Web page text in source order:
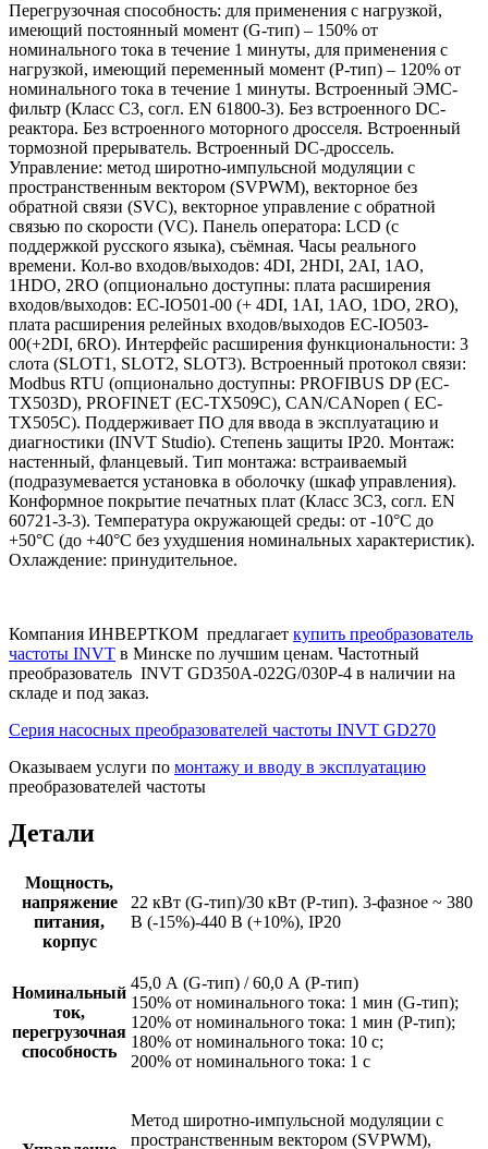
Перегрузочная способность: для применения с нагрузкой,
имеющий постоянный момент (G-тип) – 150% от
номинального тока в течение 1 минуты, для применения с
нагрузкой, имеющий переменный момент (P-тип) – 120% от
номинального тока в течение 1 минуты. Встроенный ЭМС-
фильтр (Класс С3, согл. EN 61800-3). Без встроенного DC-
реактора. Без встроенного моторного дросселя. Встроенный
тормозной прерыватель. Встроенный DC-дроссель.
Управление: метод широтно-импульсной модуляции с
пространственным вектором (SVPWM), векторное без
обратной связи (SVC), векторное управление с обратной
связью по скорости (VC). Панель оператора: LСD (с
поддержкой русского языка), съёмная. Часы реального
времени. Кол-во входов/выходов: 4DI, 2НDI, 2AI, 1AO,
1НDO, 2RO (опционально доступны: плата расширения
входов/выходов: EC-IO501-00 (+ 4DI, 1AI, 1AO, 1DO, 2RO),
плата расширения релейных входов/выходов EC-IO503-
00(+2DI, 6RO). Интерфейс расширения функциональности: 3
слота (SLOT1, SLOT2, SLOT3). Встроенный протокол связи:
Modbus RTU (опционально доступны: PROFIBUS DP (EC-
ТХ503D), PROFINET (EC-ТХ509C), CAN/CANopen ( EC-
TX505C). Поддерживает ПО для ввода в эксплуатацию и
диагностики (INVT Studio). Степень защиты IP20. Монтаж:
настенный, фланцевый. Тип монтажа: встраиваемый
(подразумевается установка в оболочку (шкаф управления).
Конформное покрытие печатных плат (Класс 3С3, согл. EN
60721-3-3). Температура окружающей среды: от -10°C до
+50°C (до +40°C без ухудшения номинальных характеристик).
Охлаждение: принудительное.
Компания ИНВЕРТКОМ предлагает купить преобразователь
частоты INVT в Минске по лучшим ценам. Частотный
преобразователь INVT GD350A-022G/030P-4 в наличии на
складе и под заказ.
Серия насосных преобразователей частоты INVT GD270
Оказываем услуги по монтажу и вводу в эксплуатацию
преобразователей частоты
Детали
Мощность,
напряжение
питания,
корпус
22 кВт (G-тип)/30 кВт (P-тип). 3-фазное ~ 380
В (-15%)-440 В (+10%), IP20
Номинальный
ток,
перегрузочная
способность
45,0 А (G-тип) / 60,0 А (P-тип)
150% от номинального тока: 1 мин (G-тип);
120% от номинального тока: 1 мин (P-тип);
180% от номинального тока: 10 с;
200% от номинального тока: 1 с
Метод широтно-импульсной модуляции с
пространственным вектором (SVPWM),